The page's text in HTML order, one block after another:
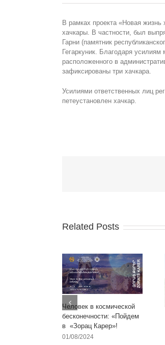
В рамках проекта «Новая
хачкары. В частности, был
Гарни (памятник
Гегаркуник. Благодаря
расположенного в
зафиксированы три хачкара.
Усилиями ответственных лиц
петеустановлен хачкар.
Related Posts
Человек в космической
бесконечности: «Пойдем
в «Зорац Карер»!
01/08/2024